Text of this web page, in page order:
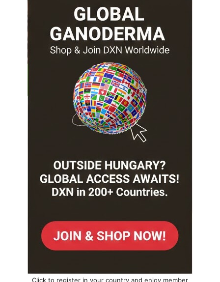
Click to register in your country and enjoy member